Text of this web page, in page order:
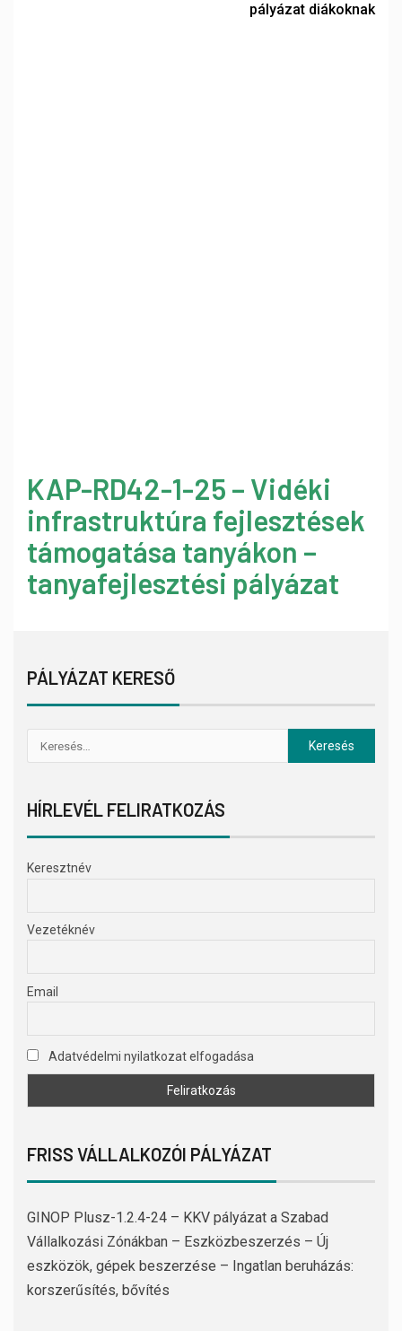
pályázat diákoknak
KAP-RD42-1-25 – Vidéki
infrastruktúra fejlesztések
támogatása tanyákon –
tanyafejlesztési pályázat
PÁLYÁZAT KERESŐ
HÍRLEVÉL FELIRATKOZÁS
Keresztnév
Vezetéknév
Email
Adatvédelmi nyilatkozat elfogadása
FRISS VÁLLALKOZÓI PÁLYÁZAT
GINOP Plusz-1.2.4-24 – KKV pályázat a Szabad
Vállalkozási Zónákban – Eszközbeszerzés – Új
eszközök, gépek beszerzése – Ingatlan beruházás:
korszerűsítés, bővítés